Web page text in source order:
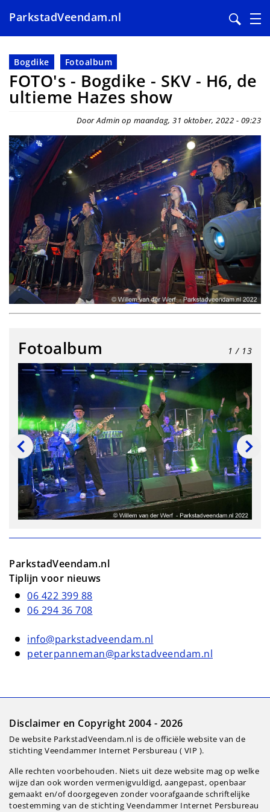
en
naar
de
inhoud
ParkstadVeendam.nl
Bogdike Fotoalbum
FOTO's - Bogdike - SKV - H6, de
ultieme Hazes show
Door Admin op maandag, 31 oktober, 2022 - 09:23
Fotoalbum 1 / 13
ParkstadVeendam.nl
Tiplijn voor nieuws
06 422 399 88
06 294 36 708
info@parkstadveendam.nl
peterpanneman@parkstadveendam.nl
Disclaimer en Copyright 2004 - 2026
De website ParkstadVeendam.nl is de officiële website van de
stichting Veendammer Internet Persbureau ( VIP ).
Alle rechten voorbehouden. Niets uit deze website mag op welke
wijze dan ook worden vermenigvuldigd, aangepast, openbaar
gemaakt en/of doorgegeven zonder voorafgaande schriftelijke
toestemming van de stichting Veendammer Internet Persbureau